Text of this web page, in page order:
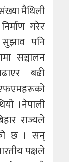
मैथिली
गरेर
पनि
सञ्चालन
बढी
।नेपाली
राज्यले
छ । सन्
पक्षले